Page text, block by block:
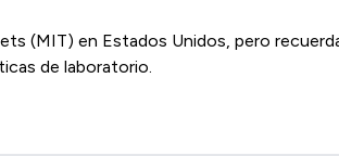
(MIT) en Estados Unidos, pero
de laboratorio.